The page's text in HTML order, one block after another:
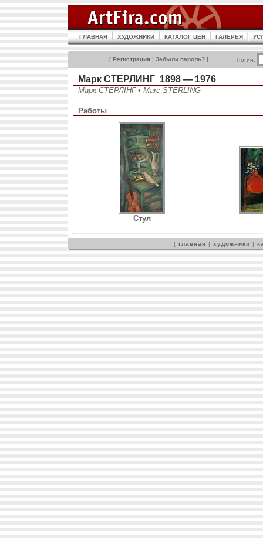
ГЛАВНАЯ ХУДОЖНИКИ КАТАЛОГ ЦЕН ГАЛЕРЕЯ
[ Регистрация | Забыли пароль? ] Логин:
Марк СТЕРЛИНГ 1898 — 1976
Марк СТЕРЛІНГ • Marc STERLING
Работы
Стул
[ главная | художники |